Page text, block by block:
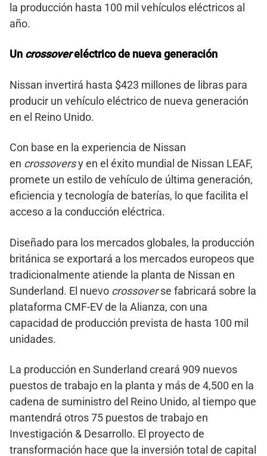
la producción hasta 100 mil vehículos eléctricos al
año.
Un crossovereléctrico de nueva generación
Nissan invertirá hasta $423 millones de libras para
producir un vehículo eléctrico de nueva generación
en el Reino Unido.
Con base en la experiencia de Nissan
en crossoversy en el éxito mundial de Nissan LEAF,
promete un estilo de vehículo de última generación,
eficiencia y tecnología de baterías, lo que facilita el
acceso a la conducción eléctrica.
Diseñado para los mercados globales, la producción
británica se exportará a los mercados europeos que
tradicionalmente atiende la planta de Nissan en
Sunderland. El nuevo crossoverse fabricará sobre la
plataforma CMF-EV de la Alianza, con una
capacidad de producción prevista de hasta 100 mil
unidades.
La producción en Sunderland creará 909 nuevos
puestos de trabajo en la planta y más de 4,500 en la
cadena de suministro del Reino Unido, al tiempo que
mantendrá otros 75 puestos de trabajo en
Investigación & Desarrollo. El proyecto de
transformación hace que la inversión total de capital